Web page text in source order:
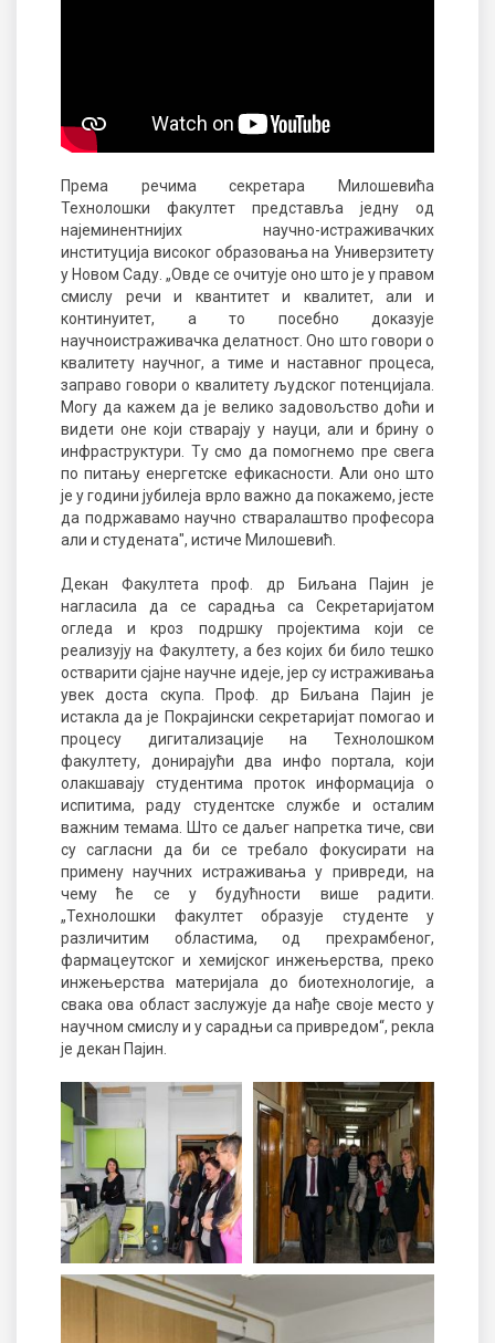
Према речима секретара Милошевића
Технолошки факултет представља једну од
најеминентнијих научно-истраживачких
институција високог образовања на Универзитету
у Новом Саду. „Овде се очитује оно што је у правом
смислу речи и квантитет и квалитет, али и
континуитет, а то посебно доказује
научноистраживачка делатност. Оно што говори о
квалитету научног, а тиме и наставног процеса,
заправо говори о квалитету људског потенцијала.
Могу да кажем да је велико задовољство доћи и
видети оне који стварају у науци, али и брину о
инфраструктури. Ту смо да помогнемо пре свега
по питању енергетске ефикасности. Али оно што
је у години јубилеја врло важно да покажемо, јесте
да подржавамо научно стваралаштво професора
али и студената", истиче Милошевић.
Декан Факултета проф. др Биљана Пајин је
нагласила да се сарадња са Секретаријатом
огледа и кроз подршку пројектима који се
реализују на Факултету, а без којих би било тешко
остварити сјајне научне идеје, јер су истраживања
увек доста скупа. Проф. др Биљана Пајин је
истакла да је Покрајински секретаријат помогао и
процесу дигитализације на Технолошком
факултету, донирајући два инфо портала, који
олакшавају студентима проток информација о
испитима, раду студентске службе и осталим
важним темама. Што се даљег напретка тиче, сви
су сагласни да би се требало фокусирати на
примену научних истраживања у привреди, на
чему ће се у будућности више радити.
„Технолошки факултет образује студенте у
различитим областима, од прехрамбеног,
фармацеутског и хемијског инжењерства, преко
инжењерства материјала до биотехнологије, а
свака ова област заслужује да нађе своје место у
научном смислу и у сарадњи са привредом“, рекла
је декан Пајин.